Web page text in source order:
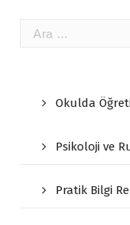
Arama:
Okulda
Psikoloji ve
Pratik Bilgi